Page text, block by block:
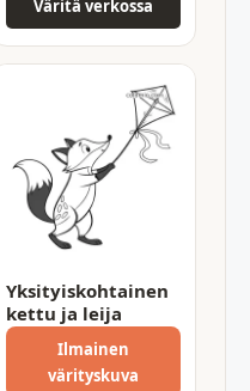
Väritä verkossa
Yksityiskohtainen
kettu ja leija
Ilmainen
värityskuva